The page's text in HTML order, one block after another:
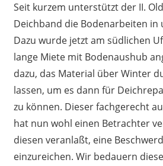
Seit kurzem unterstützt der II.
Deichband die Bodenarbeiten in
Dazu wurde jetzt am südlichen
lange Miete mit Bodenaushub
dazu, das Material über Winter
lassen, um es dann für
zu können. Dieser fachgerecht
hat nun wohl einen Betrachter
diesen veranlaßt, eine
einzureichen. Wir bedauern